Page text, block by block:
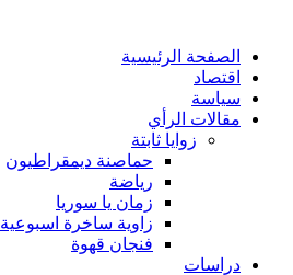
الصفحة الرئيسية
اقتصاد
سياسة
مقالات الرأي
زوايا ثابتة
حماصنة ديمقراطيون
رياضة
زمان يا سوريا
زاوية ساخرة اسبوعية
فنجان قهوة
دراسات